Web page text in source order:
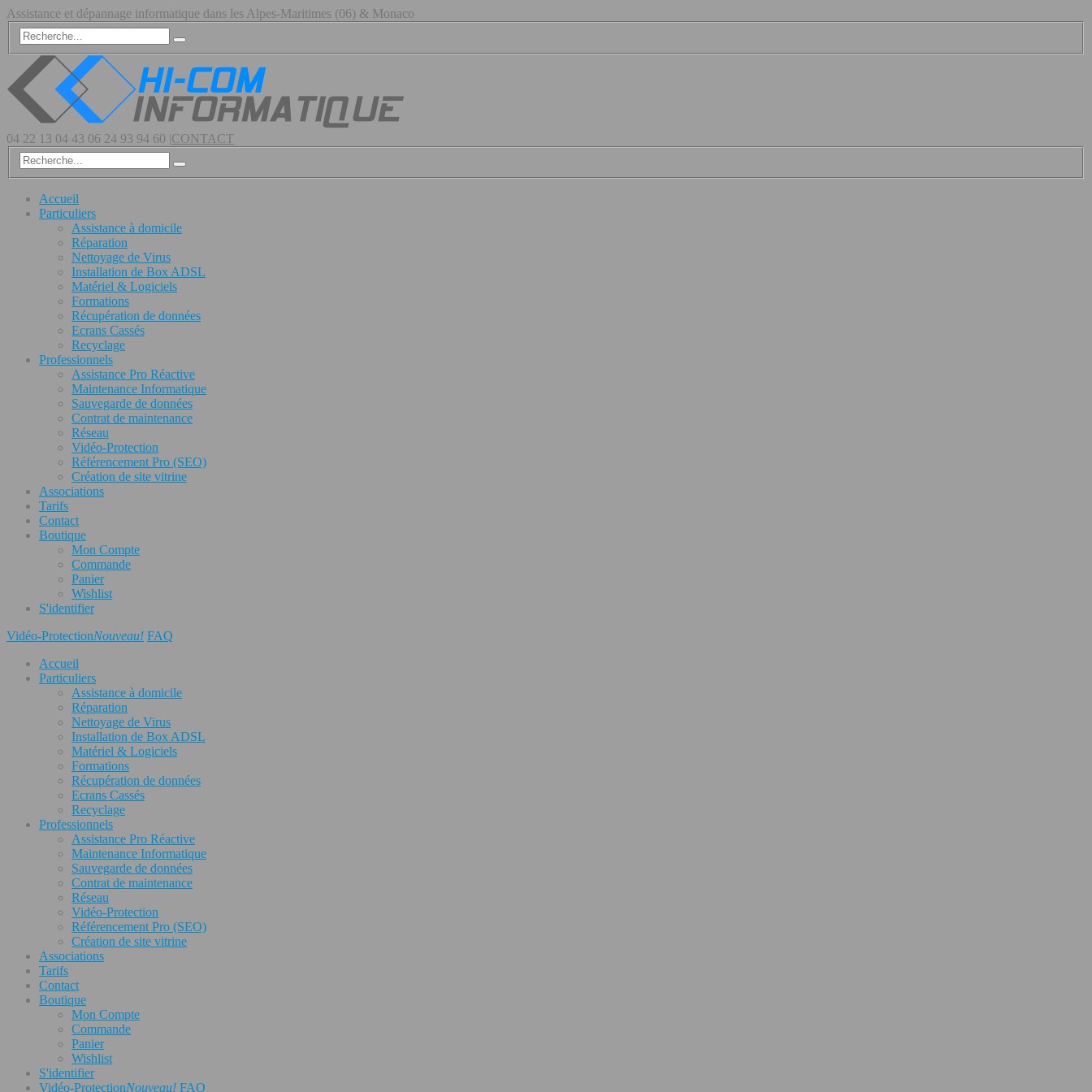
Assistance et dépannage informatique dans les Alpes-Maritimes (06) & Monaco
04 22 13 04 43 06 24 93 94 60 |CONTACT
Accueil
Particuliers
Assistance à domicile
Réparation
Nettoyage de Virus
Installation de Box ADSL
Matériel & Logiciels
Formations
Récupération de données
Ecrans Cassés
Recyclage
Professionnels
Assistance Pro Réactive
Maintenance Informatique
Sauvegarde de données
Contrat de maintenance
Réseau
Vidéo-Protection
Référencement Pro (SEO)
Création de site vitrine
Associations
Tarifs
Contact
Boutique
Mon Compte
Commande
Panier
Wishlist
S'identifier
Vidéo-ProtectionNouveau! FAQ
Accueil
Particuliers
Assistance à domicile
Réparation
Nettoyage de Virus
Installation de Box ADSL
Matériel & Logiciels
Formations
Récupération de données
Ecrans Cassés
Recyclage
Professionnels
Assistance Pro Réactive
Maintenance Informatique
Sauvegarde de données
Contrat de maintenance
Réseau
Vidéo-Protection
Référencement Pro (SEO)
Création de site vitrine
Associations
Tarifs
Contact
Boutique
Mon Compte
Commande
Panier
Wishlist
S'identifier
Vidéo-ProtectionNouveau! FAQ